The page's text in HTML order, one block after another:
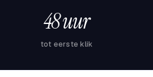
48 uur
tot eerste klik